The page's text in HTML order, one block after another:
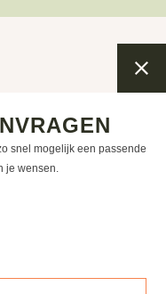
snel mogelijk een passende
je wensen.